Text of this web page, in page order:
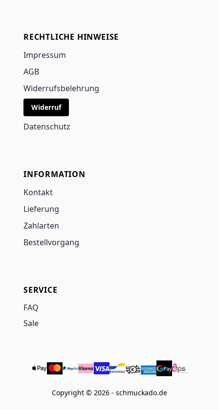
RECHTLICHE HINWEISE
Impressum
AGB
Widerrufsbelehrung
Widerruf
Datenschutz
INFORMATION
Kontakt
Lieferung
Zahlarten
Bestellvorgang
SERVICE
FAQ
Sale
Copyright © 2026 - schmuckado.de